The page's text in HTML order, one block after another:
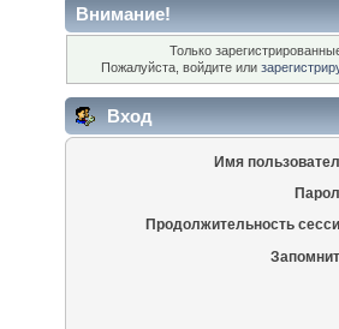
Внимание!
Только
Пожалуйста, войдите или
Вход
Имя
Продолжительность